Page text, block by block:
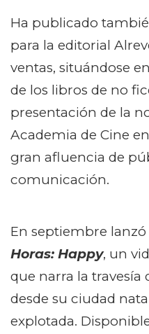
Ha publicado
para la editorial
ventas, situándose
de los libros de no
presentación de la
Academia de Cine
gran afluencia de
comunicación.
En septiembre lanzó
Horas: Happy, un
que narra la
desde su ciudad
explotada.